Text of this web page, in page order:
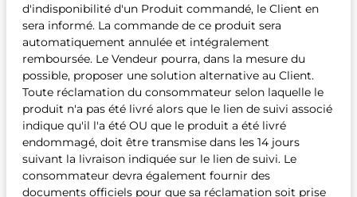
d'indisponibilité d'un Produit commandé, le Client en
sera informé. La commande de ce produit sera
automatiquement annulée et intégralement
remboursée. Le Vendeur pourra, dans la mesure du
possible, proposer une solution alternative au Client.
Toute réclamation du consommateur selon laquelle le
produit n'a pas été livré alors que le lien de suivi associé
indique qu'il l'a été OU que le produit a été livré
endommagé, doit être transmise dans les 14 jours
suivant la livraison indiquée sur le lien de suivi. Le
consommateur devra également fournir des
documents officiels pour que sa réclamation soit prise